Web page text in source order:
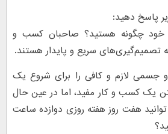
پاسخ دهید:
خود چگونه هستید؟ صاحبان کسب و
تصمیم‌گیری‌های سریع و پایدار هستند.
و جسمی لازم و کافی را برای شروع یک
یک کسب و کار مفید، اما در عین حال
هفت روز هفته روزی دوازده ساعت